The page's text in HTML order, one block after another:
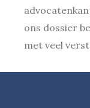
ons dossier
met veel